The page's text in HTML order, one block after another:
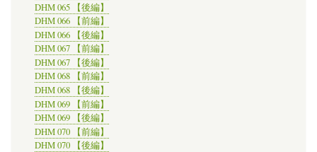
DHM 065 【後編】
DHM 066 【前編】
DHM 066 【後編】
DHM 067 【前編】
DHM 067 【後編】
DHM 068 【前編】
DHM 068 【後編】
DHM 069 【前編】
DHM 069 【後編】
DHM 070 【前編】
DHM 070 【後編】